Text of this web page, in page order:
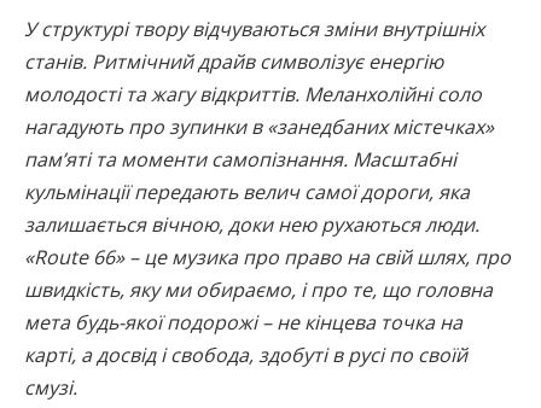
У структурі твору відчуваються зміни внутрішніх
станів. Ритмічний драйв символізує енергію
молодості та жагу відкриттів. Меланхолійні соло
нагадують про зупинки в «занедбаних містечках»
пам’яті та моменти самопізнання. Масштабні
кульмінації передають велич самої дороги, яка
залишається вічною, доки нею рухаються люди.
«Route 66» – це музика про право на свій шлях, про
швидкість, яку ми обираємо, і про те, що головна
мета будь-якої подорожі – не кінцева точка на
карті, а досвід і свобода, здобуті в русі по своїй
смузі.